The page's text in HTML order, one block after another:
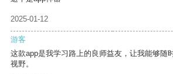
2025-01-12
游客
这款app是我学习路上的良师益友，让我能够随
视野。